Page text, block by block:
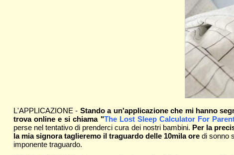
L'APPLICAZIONE - Stando a un'applicazione che mi hanno
trova online e si chiama "The Lost Sleep Calculator For
perse nel tentativo di prenderci cura dei nostri bambini. Per la
la mia signora taglieremo il traguardo delle 10mila oredi sonno
imponente traguardo.